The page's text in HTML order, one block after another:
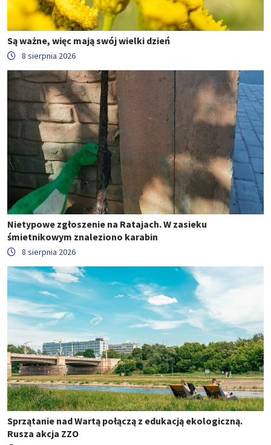
Są ważne, więc mają swój wielki dzień
8 sierpnia 2026
Nietypowe zgłoszenie na Ratajach. W zasieku
śmietnikowym znaleziono karabin
8 sierpnia 2026
Sprzątanie nad Wartą połączą z edukacją ekologiczną.
Rusza akcja ZZO